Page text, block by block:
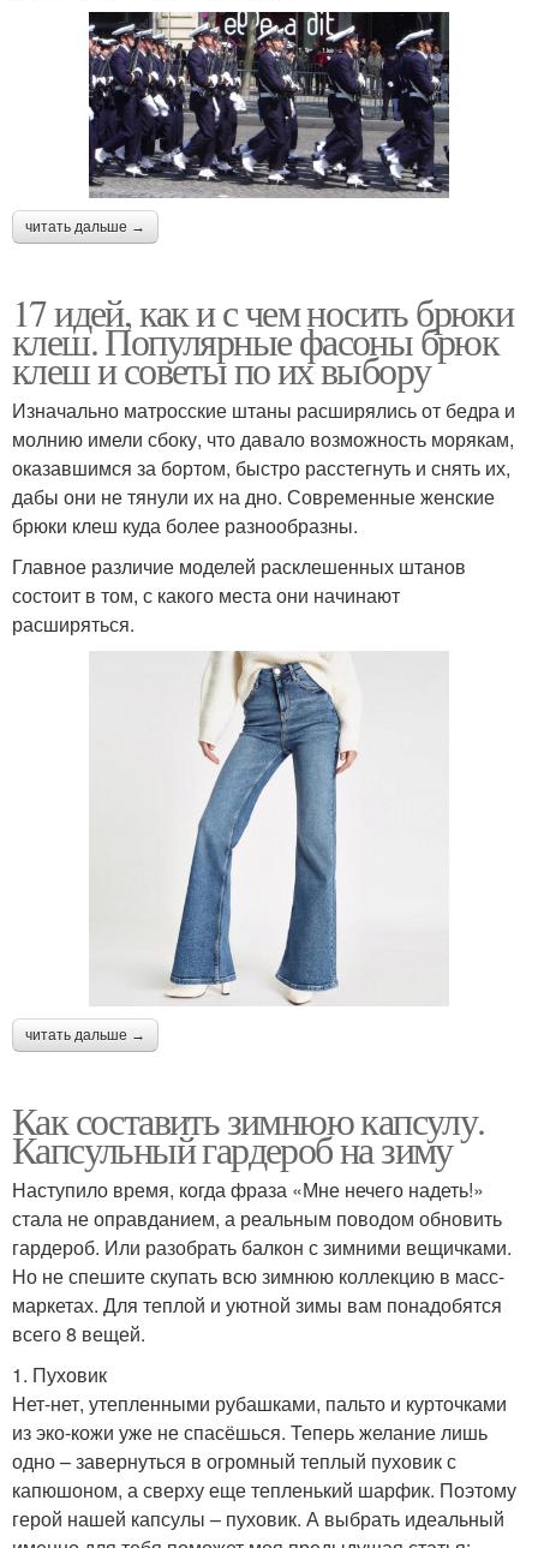
читать дальше →
17 идей, как и с чем носить брюки
клеш. Популярные фасоны брюк
клеш и советы по их выбору
Изначально матросские штаны расширялись от бедра и
молнию имели сбоку, что давало возможность морякам,
оказавшимся за бортом, быстро расстегнуть и снять их,
дабы они не тянули их на дно. Современные женские
брюки клеш куда более разнообразны.
Главное различие моделей расклешенных штанов
состоит в том, с какого места они начинают
расширяться.
читать дальше →
Как составить зимнюю капсулу.
Капсульный гардероб на зиму
Наступило время, когда фраза «Мне нечего надеть!»
стала не оправданием, а реальным поводом обновить
гардероб. Или разобрать балкон с зимними вещичками.
Но не спешите скупать всю зимнюю коллекцию в масс-
маркетах. Для теплой и уютной зимы вам понадобятся
всего 8 вещей.
1. Пуховик
Нет-нет, утепленными рубашками, пальто и курточками
из эко-кожи уже не спасёшься. Теперь желание лишь
одно – завернуться в огромный теплый пуховик с
капюшоном, а сверху еще тепленький шарфик. Поэтому
герой нашей капсулы – пуховик. А выбрать идеальный